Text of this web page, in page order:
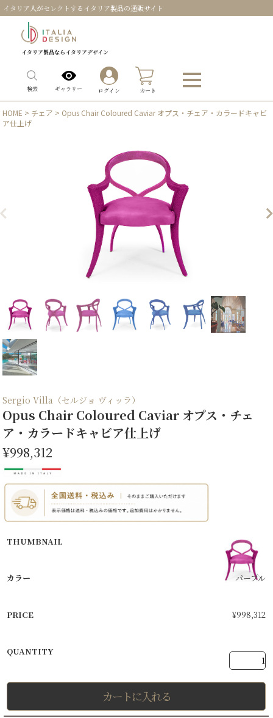
イタリア人がセレクトするイタリア製品の通販サイト
イタリア製品ならイタリアデザイン
検索 ギャラリー ログイン カート
HOME > チェア > Opus Chair Coloured Caviar オプス・チェア・カラードキャビ
ア仕上げ
Sergio Villa（セルジョ ヴィッラ）
Opus Chair Coloured Caviar オプス・チェ
ア・カラードキャビア仕上げ
¥998,312
パープル
¥998,312
カートに入れる